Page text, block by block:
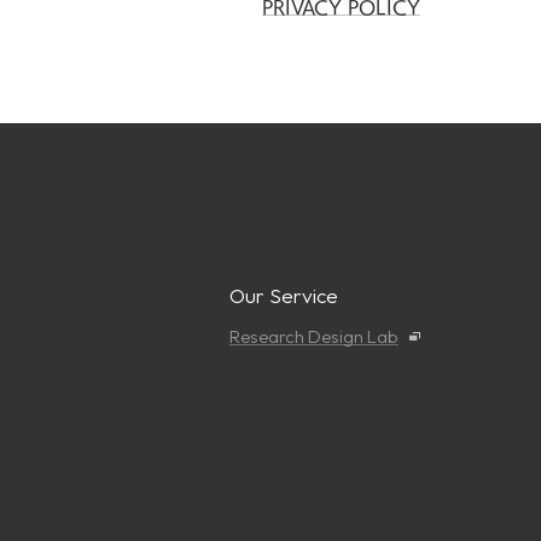
PRIVACY POLICY
Our Service
Research Design Lab